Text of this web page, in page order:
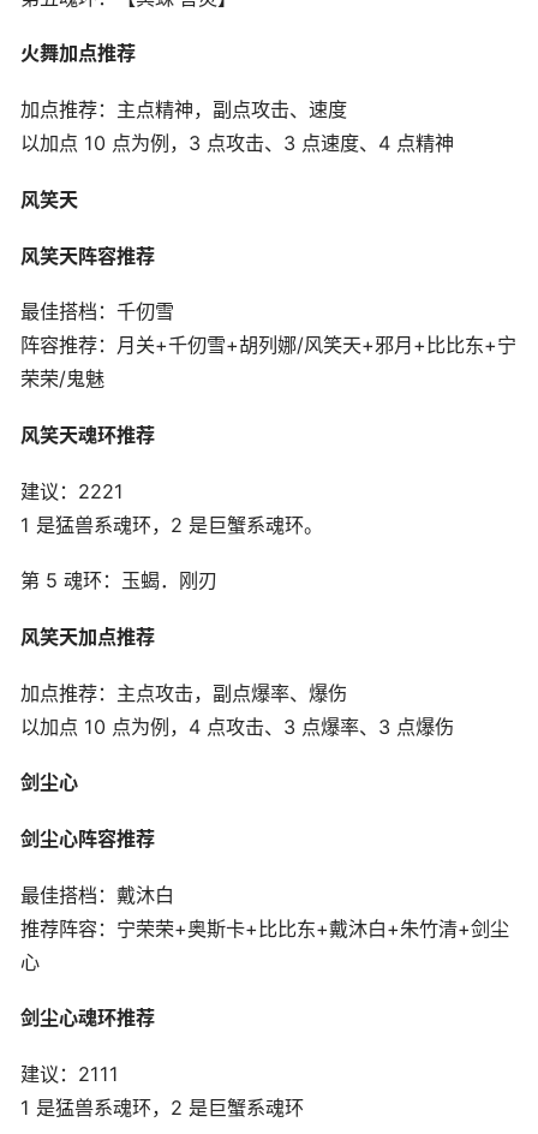
火舞加点推荐
加点推荐：主点精神，副点攻击、速度
以加点 10 点为例，3 点攻击、3 点速度、4 点精神
风笑天
风笑天阵容推荐
最佳搭档：千仞雪
阵容推荐：月关+千仞雪+胡列娜/风笑天+邪月+比比东+宁
荣荣/鬼魅
风笑天魂环推荐
建议：2221
1 是猛兽系魂环，2 是巨蟹系魂环。
第 5 魂环：玉蝎．刚刃
风笑天加点推荐
加点推荐：主点攻击，副点爆率、爆伤
以加点 10 点为例，4 点攻击、3 点爆率、3 点爆伤
剑尘心
剑尘心阵容推荐
最佳搭档：戴沐白
推荐阵容：宁荣荣+奥斯卡+比比东+戴沐白+朱竹清+剑尘
心
剑尘心魂环推荐
建议：2111
1 是猛兽系魂环，2 是巨蟹系魂环